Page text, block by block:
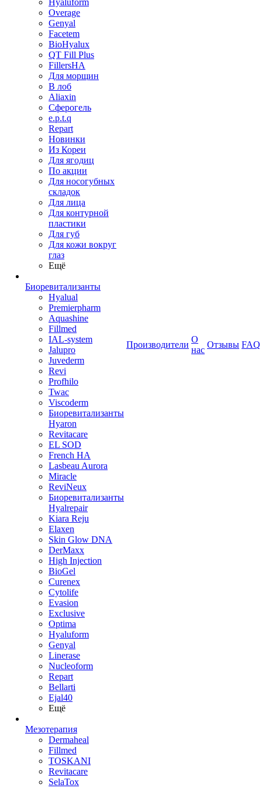
Hyaluform
Overage
Genyal
Facetem
BioHyalux
QT Fill Plus
FillersHA
Для морщин
В лоб
Aliaxin
Сферогель
e.p.t.q
Repart
Новинки
Из Кореи
Для ягодиц
По акции
Для носогубных
складок
Для лица
Для контурной
пластики
Для губ
Для кожи вокруг
глаз
Ещё
Биоревитализанты
Hyalual
Premierpharm
Aquashine
Fillmed
IAL-system
Jalupro
Juvederm
Revi
Profhilo
Twac
Viscoderm
Биоревитализанты
Hyaron
Revitacare
EL SOD
French HA
Lasbeau Aurora
Miracle
ReviNeux
Биоревитализанты
Hyalrepair
Kiara Reju
Elaxen
Skin Glow DNA
DerMaxx
High Injection
BioGel
Curenex
Cytolife
Evasion
Exclusive
Optima
Hyaluform
Genyal
Linerase
Nucleoform
Repart
Bellarti
Ejal40
Ещё
Мезотерапия
Dermaheal
Fillmed
TOSKANI
Revitacare
SelaTox
Производители
О
нас
Отзывы FAQ